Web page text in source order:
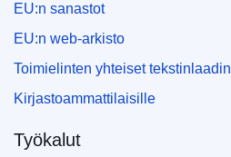
EU:n sanastot
EU:n web-arkisto
Toimielinten yhteiset
Kirjastoammattilaisille
Työkalut